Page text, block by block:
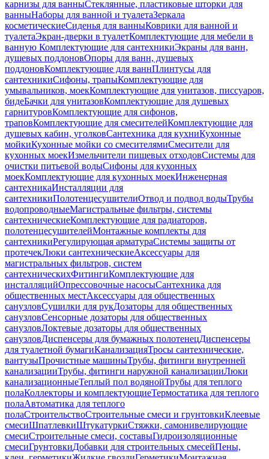
карнизы для ванныСтеклянные, пластиковые шторки для
ванныНаборы для ванной и туалетаЗеркала
косметическиеСиденья для ванныКоврики для ванной и
туалетаЭкран-дверки в туалетКомплектующие для мебели в
ванную Комплектующие для сантехникиЭкраны для ванн,
душевых поддоновОпоры для ванн, душевых
поддоновКомплектующие для ваннПлинтусы для
сантехникиСифоны, трапыКомплектующие для
умывальников, моекКомплектующие для унитазов, писсуаров,
бидеБачки для унитазовКомплектующие для душевых
гарнитуровКомплектующие для сифонов,
траповКомплектующие для смесителейКомплектующие для
душевых кабин, уголковСантехника для кухниКухонные
мойкиКухонные мойки со смесителямиСмесители для
кухонных моекИзмельчители пищевых отходовСистемы для
очистки питьевой водыСифоны для кухонных
моекКомплектующие для кухонных моекИнженерная
сантехникаИнсталляции для
сантехникиПолотенцесушителиОтвод и подвод водыТрубы
водопроводныеМагистральные фильтры, системы
сантехническиеКомплектующие для радиаторов,
полотенцесушителейМонтажные комплекты для
сантехникиРегулирующая арматураСистемы защиты от
протечекЛюки сантехническиеАксессуары для
магистральных фильтров, систем
сантехническихФитингиКомплектующие для
инсталляцийОпрессовочные насосыСантехника для
общественных местАксессуары для общественных
санузловСушилки для рукДозаторы для общественных
санузловСенсорные дозаторы для общественных
санузловЛоктевые дозаторы для общественных
санузловДиспенсеры для бумажных полотенецДиспенсеры
для туалетной бумагиКанализацияТросы сантехнические,
вантузыПрочистные машиныТрубы, фитинги внутренней
канализацииТрубы, фитинги наружной канализацииЛюки
канализационныеТеплый пол водянойТрубы для теплого
полаКоллекторы и комплектующиеТермостатика для теплого
полаАвтоматика для теплого
полаСтроительствоСтроительные смеси и грунтовкиКлеевые
смесиШпатлевкиШтукатуркиСтяжки, самонивелирующие
смесиСтроительные смеси, составыГидроизоляционные
смесиГрунтовкиДобавки для строительных смесейПены,